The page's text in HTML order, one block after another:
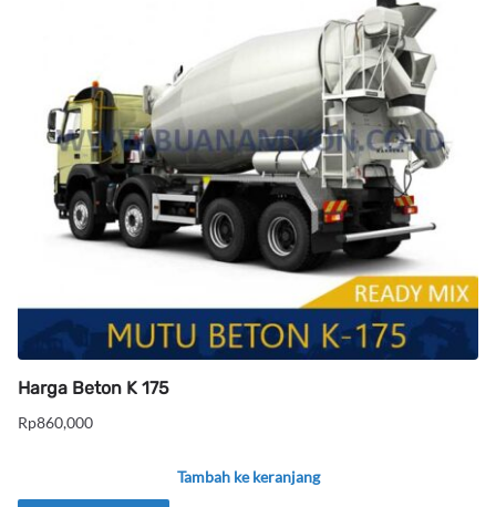
Harga Beton K 175
Rp860,000
Tambah ke keranjang